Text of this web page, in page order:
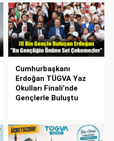
Cumhurbaşkanı
Erdoğan TÜGVA Yaz
Okulları Finali’nde
Gençlerle Buluştu